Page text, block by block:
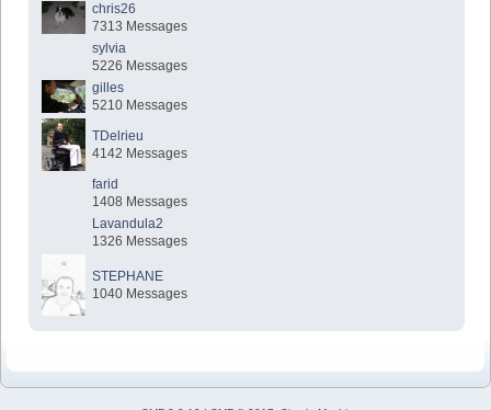
chris26
7313 Messages
sylvia
5226 Messages
gilles
5210 Messages
TDelrieu
4142 Messages
farid
1408 Messages
Lavandula2
1326 Messages
STEPHANE
1040 Messages